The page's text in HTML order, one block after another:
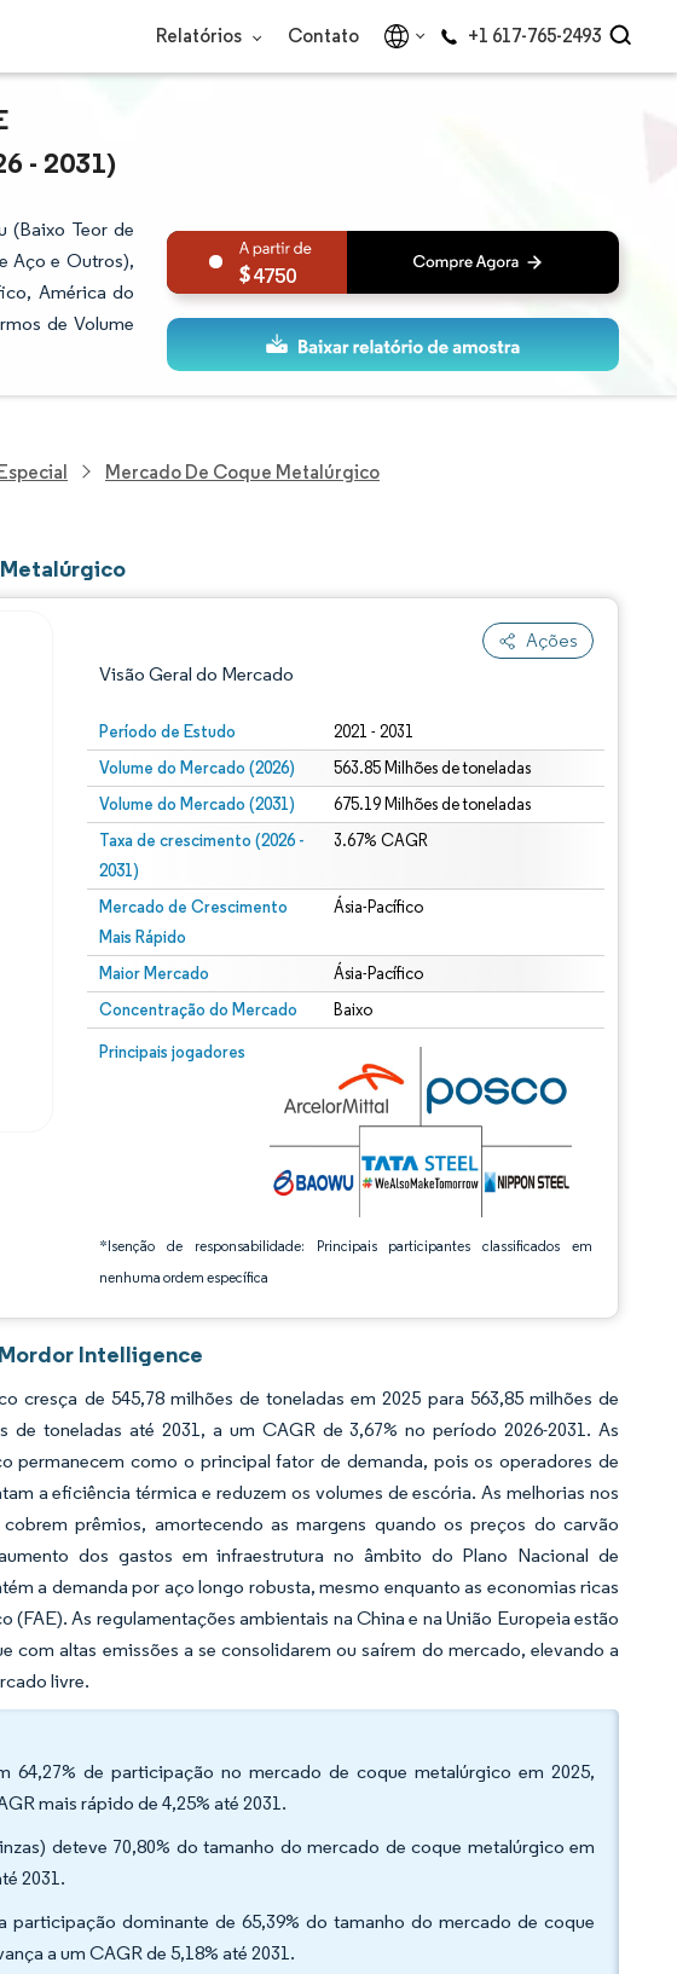
Relatórios Contato +1 617-765-2493
- 2031)
(Baixo Teor de
Aço e Outros),
América do
de Volume
4750
Mercado De Coque Metalúrgico
Ações
Visão Geral do Mercado
Período de Estudo 2021 - 2031
Volume do Mercado (2026) 563.85 Milhões de toneladas
Volume do Mercado (2031) 675.19 Milhões de toneladas
Taxa de crescimento (2026 -
2031)
3.67% CAGR
Mercado de Crescimento
Mais Rápido
Ásia-Pacífico
Maior Mercado Ásia-Pacífico
Concentração do Mercado Baixo
Principais jogadores
*Isenção de responsabilidade: Principais participantes classificados em
nenhuma ordem específica
Imagem © Mordor Intelligence. O reuso requer atribuição conforme CC BY 4.0.
requer atribuição conforme CC BY 4.0.
Intelligence
cresça de 545,78 milhões de toneladas em 2025 para 563,85 milhões de
toneladas até 2031, a um CAGR de 3,67% no período 2026-2031. As
permanecem como o principal fator de demanda, pois os operadores de
a eficiência térmica e reduzem os volumes de escória. As melhorias nos
prêmios, amortecendo as margens quando os preços do carvão
dos gastos em infraestrutura no âmbito do Plano Nacional de
a demanda por aço longo robusta, mesmo enquanto as economias ricas
As regulamentações ambientais na China e na União Europeia estão
com altas emissões a se consolidarem ou saírem do mercado, elevando a
livre.
de participação no mercado de coque metalúrgico em 2025,
mais rápido de 4,25% até 2031.
deteve 70,80% do tamanho do mercado de coque metalúrgico em
2031.
dominante de 65,39% do tamanho do mercado de coque
a um CAGR de 5,18% até 2031.